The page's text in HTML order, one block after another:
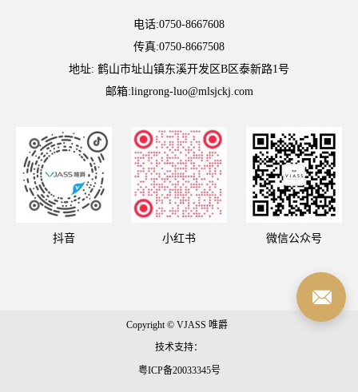
电话:0750-8667608
传真:0750-8667508
地址: 鹤山市址山镇东溪开发区B区泰新路1号
邮箱:lingrong-luo@mlsjckj.com
抖音 小红书 微信公众号
Copyright © VJASS 唯爵
技术支持：
粤ICP备20033345号